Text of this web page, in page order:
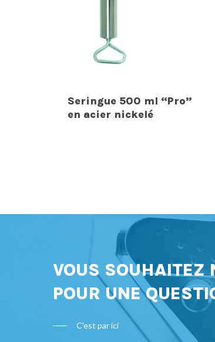
Seringue 500 ml “Pro”
en acier nickelé
VOUS SOUHAITEZ
POUR UNE
C'est par ici